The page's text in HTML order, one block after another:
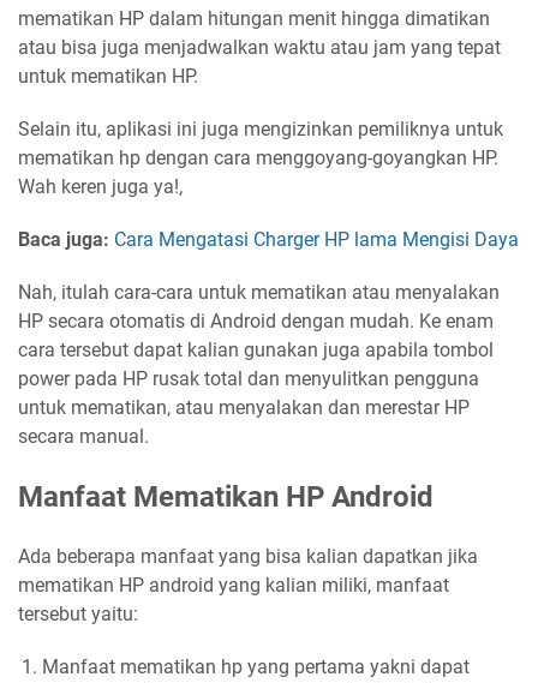
mematikan HP dalam hitungan menit hingga dimatikan
atau bisa juga menjadwalkan waktu atau jam yang tepat
untuk mematikan HP.
Selain itu, aplikasi ini juga mengizinkan pemiliknya untuk
mematikan hp dengan cara menggoyang-goyangkan HP.
Wah keren juga ya!,
Baca juga: Cara Mengatasi Charger HP lama Mengisi Daya
Nah, itulah cara-cara untuk mematikan atau menyalakan
HP secara otomatis di Android dengan mudah. Ke enam
cara tersebut dapat kalian gunakan juga apabila tombol
power pada HP rusak total dan menyulitkan pengguna
untuk mematikan, atau menyalakan dan merestar HP
secara manual.
Manfaat Mematikan HP Android
Ada beberapa manfaat yang bisa kalian dapatkan jika
mematikan HP android yang kalian miliki, manfaat
tersebut yaitu:
Manfaat mematikan hp yang pertama yakni dapat